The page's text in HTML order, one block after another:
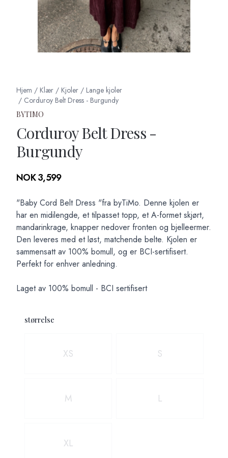
Hjem / Klær / Kjoler / Lange kjoler
/ Corduroy Belt Dress - Burgundy
BYTIMO
Corduroy Belt Dress -
Burgundy
Produktdetaljer
NOK 3,599
Description
"Baby Cord Belt Dress "fra byTiMo. Denne kjolen er
har en midilengde, et tilpasset topp, et A-formet skjørt,
mandarinkrage, knapper nedover fronten og bjelleermer.
Den leveres med et løst, matchende belte. Kjolen er
sammensatt av 100% bomull, og er BCI-sertifisert.
Perfekt for enhver anledning.
Laget av 100% bomull - BCI sertifisert
størrelse
XS S
M L
XL